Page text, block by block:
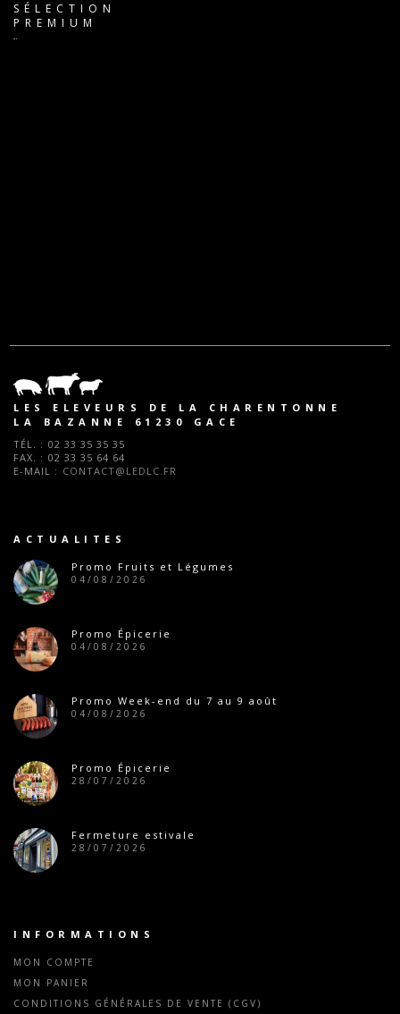
SÉLECTION
PREMIUM
LES ELEVEURS DE LA CHARENTONNE
LA BAZANNE 61230 GACE
TÉL. : 02 33 35 35 35
FAX. : 02 33 35 64 64
E-MAIL : CONTACT@LEDLC.FR
ACTUALITES
Promo Fruits et Légumes
04/08/2026
Promo Épicerie
04/08/2026
Promo Week-end du 7 au 9 août
04/08/2026
Promo Épicerie
28/07/2026
Fermeture estivale
28/07/2026
INFORMATIONS
MON COMPTE
MON PANIER
CONDITIONS GÉNÉRALES DE VENTE (CGV)